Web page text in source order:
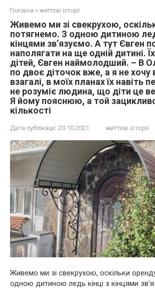
Головна » життєві історії
Живемо ми зі свекрухою,
потягнемо. З одною дитиною
кінцями зв’язуємо. А тут Євген
наполягати на ще одній дитині. Їх
дітей, Євген наймолодший. – В
по двоє діточок вже, а я не хочу
взагалі, в моїх планах їх навіть
не розуміє людина, що діти це
Я йому пояснюю, а той
кількості
Дата публікації: 20.10.2021 життєві історії
Живемо ми зі свекрухою, оскільки
одною дитиною ледь кінці з кінцями